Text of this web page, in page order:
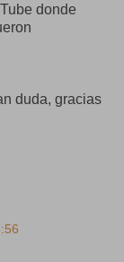
donde
duda, gracias